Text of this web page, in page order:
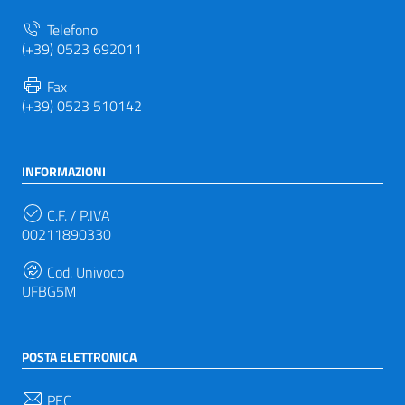
Telefono
(+39) 0523 692011
Fax
(+39) 0523 510142
INFORMAZIONI
C.F. / P.IVA
00211890330
Cod. Univoco
UFBG5M
POSTA ELETTRONICA
PEC